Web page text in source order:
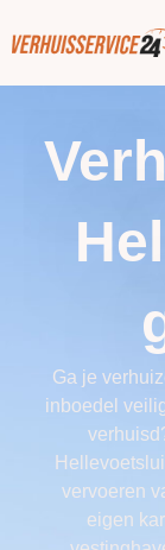
Ga je
inboedel
vervoeren
eigen